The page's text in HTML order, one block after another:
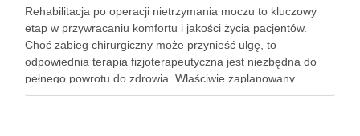
Rehabilitacja po operacji nietrzymania moczu to kluczowy
etap w przywracaniu komfortu i jakości życia pacjentów.
Choć zabieg chirurgiczny może przynieść ulgę, to
odpowiednia terapia fizjoterapeutyczna jest niezbędna do
pełnego powrotu do zdrowia. Właściwie zaplanowany
program rehabilitacji, obejmujący intensywne ćwiczenia oraz